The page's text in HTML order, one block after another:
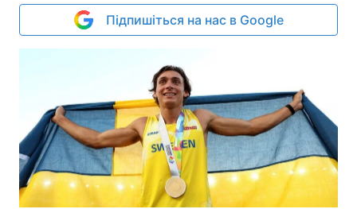
Підпишіться на нас в Google